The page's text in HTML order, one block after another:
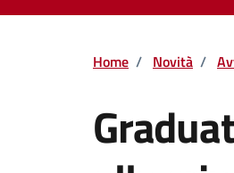
Home / Novità /